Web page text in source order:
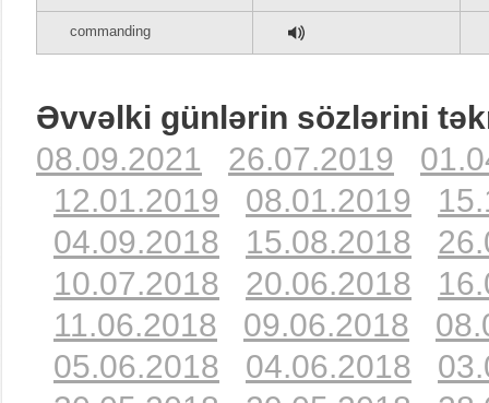
commanding
Əvvəlki günlərin sözlərini
08.09.2021
26.07.2019
12.01.2019
08.01.2019
04.09.2018
15.08.2018
10.07.2018
20.06.2018
11.06.2018
09.06.2018
05.06.2018
04.06.2018